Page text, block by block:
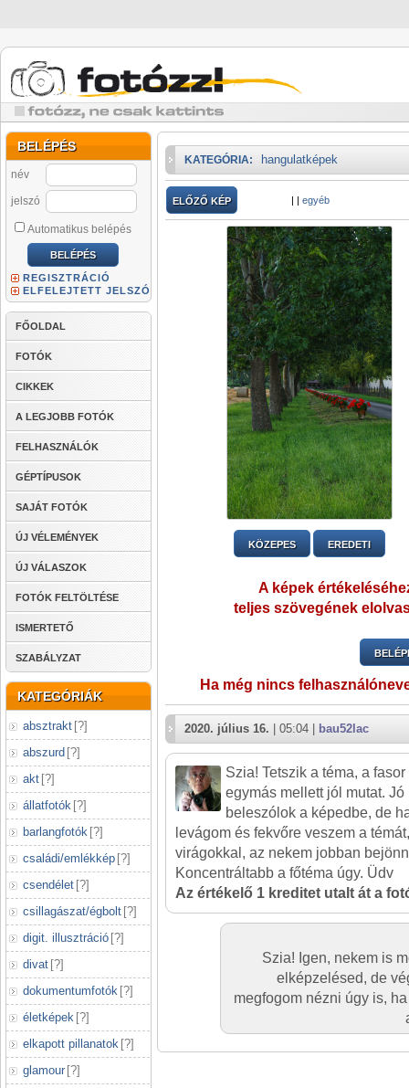
BELÉPÉS
név
jelszó
Automatikus belépés
REGISZTRÁCIÓ
ELFELEJTETT JELSZÓ
FŐOLDAL
FOTÓK
CIKKEK
A LEGJOBB FOTÓK
FELHASZNÁLÓK
GÉPTÍPUSOK
SAJÁT FOTÓK
ÚJ VÉLEMÉNYEK
ÚJ VÁLASZOK
FOTÓK FELTÖLTÉSE
ISMERTETŐ
SZABÁLYZAT
KATEGÓRIÁK
absztrakt [?]
abszurd [?]
akt [?]
állatfotók [?]
barlangfotók [?]
családi/emlékkép [?]
csendélet [?]
csillagászat/égbolt [?]
digit. illusztráció [?]
divat [?]
dokumentumfotók [?]
életképek [?]
elkapott pillanatok [?]
glamour [?]
KATEGÓRIA: hangulatképek
ELŐZŐ KÉP | | egyéb
KÖZEPES EREDETI
A képek
teljes szövegének
Ha még nincs
2020. július 16. | 05:04 | bau52lac
Szia! Tetszik a téma, a
egymás mellett jól mutat.
beleszólok a képedbe, de
levágom és fekvőre veszem a
virágokkal, az nekem jobban
Koncentráltabb a főtéma úgy. Üdv
Az értékelő 1 kreditet utalt át a
Szia! Igen, nekem is
elképzelésed, de
megfogom nézni úgy is,